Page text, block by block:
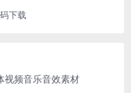
下载
视频音乐音效素材